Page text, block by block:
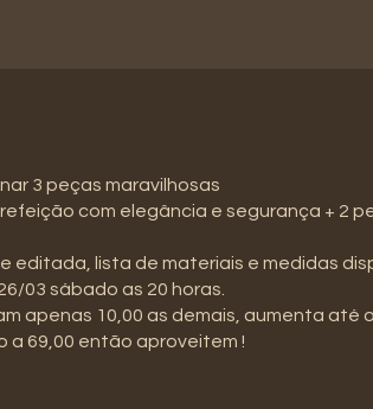
3 peças maravilhosas
com elegância e segurança + 2
editada, lista de materiais e medidas
03 sábado as 20 horas.
apenas 10,00 as demais, aumenta até
a 69,00 então aproveitem !